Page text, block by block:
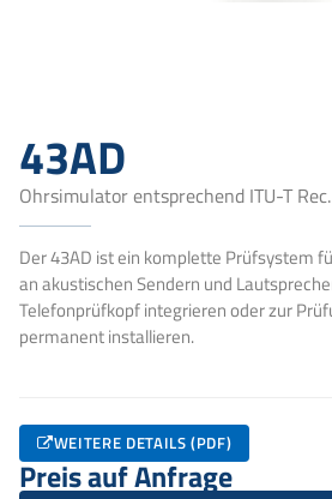
43AD
Ohrsimulator entsprechend ITU-T
Der 43AD ist ein komplette Prüfsystem
an akustischen Sendern und
Telefonprüfkopf integrieren oder zur
permanent installieren.
WEITERE DETAILS (PDF)
Preis auf Anfrage